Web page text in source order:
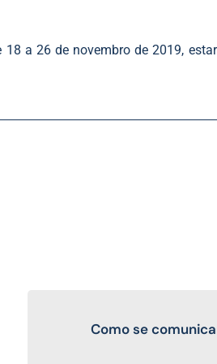
a 26 de novembro de 2019,
Como se